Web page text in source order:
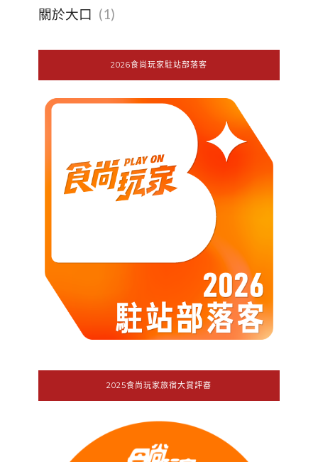
關於大口 (1)
2026食尚玩家駐站部落客
2025食尚玩家旅宿大賞評審